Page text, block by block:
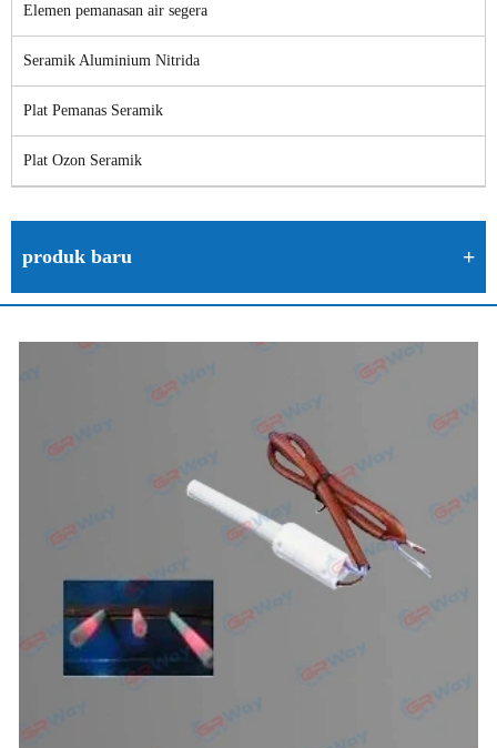
Elemen pemanasan air segera
Seramik Aluminium Nitrida
Plat Pemanas Seramik
Plat Ozon Seramik
produk baru